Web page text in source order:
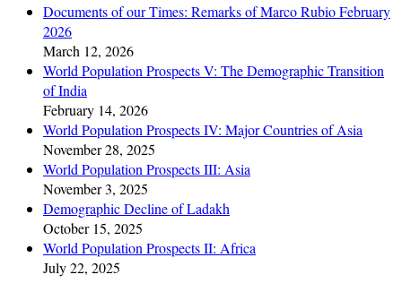
Documents of our Times: Remarks of Marco Rubio February
2026
March 12, 2026
World Population Prospects V: The Demographic Transition
of India
February 14, 2026
World Population Prospects IV: Major Countries of Asia
November 28, 2025
World Population Prospects III: Asia
November 3, 2025
Demographic Decline of Ladakh
October 15, 2025
World Population Prospects II: Africa
July 22, 2025